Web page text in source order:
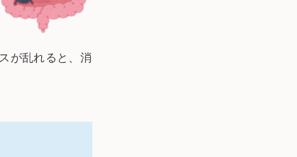
が乱れると、消